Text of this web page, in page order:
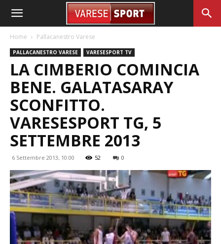
Home Pallacanestro Varese
PALLACANESTRO VARESE VARESESPORT TV
LA CIMBERIO COMINCIA
BENE. GALATASARAY
SCONFITTO.
VARESESPORT TG, 5
SETTEMBRE 2013
6 Settembre 2013, 10:00 52 0